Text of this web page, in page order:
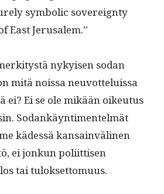
sym­bol­ic sov­er­eign­ty
East Jerusalem.”
nykyisen sodan
mitä nois­sa neu­vot­teluis­sa
ei? Ei se ole mikään oikeu­tus
Sodankäyn­ti­mentelmät
kädessä kan­sain­vä­li­nen
ei jonkun poli­it­tisen
tai tuloksettomuus.